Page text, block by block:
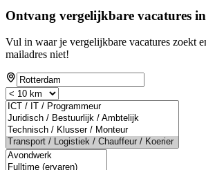
Ontvang vergelijkbare vacatures
Vul in waar je vergelijkbare vacatures zoekt
mailadres niet!